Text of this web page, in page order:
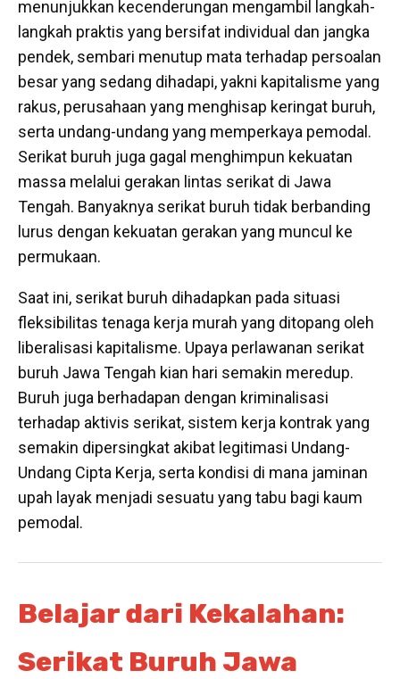
menunjukkan kecenderungan mengambil langkah-
langkah praktis yang bersifat individual dan jangka
pendek, sembari menutup mata terhadap persoalan
besar yang sedang dihadapi, yakni kapitalisme yang
rakus, perusahaan yang menghisap keringat buruh,
serta undang-undang yang memperkaya pemodal.
Serikat buruh juga gagal menghimpun kekuatan
massa melalui gerakan lintas serikat di Jawa
Tengah. Banyaknya serikat buruh tidak berbanding
lurus dengan kekuatan gerakan yang muncul ke
permukaan.
Saat ini, serikat buruh dihadapkan pada situasi
fleksibilitas tenaga kerja murah yang ditopang oleh
liberalisasi kapitalisme. Upaya perlawanan serikat
buruh Jawa Tengah kian hari semakin meredup.
Buruh juga berhadapan dengan kriminalisasi
terhadap aktivis serikat, sistem kerja kontrak yang
semakin dipersingkat akibat legitimasi Undang-
Undang Cipta Kerja, serta kondisi di mana jaminan
upah layak menjadi sesuatu yang tabu bagi kaum
pemodal.
Belajar dari Kekalahan:
Serikat Buruh Jawa